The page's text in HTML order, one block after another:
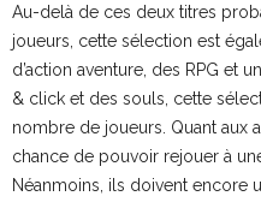
Au-delà de ces deux titres
joueurs, cette sélection est
d’action aventure, des RPG et
& click et des souls, cette
nombre de joueurs. Quant aux
chance de pouvoir rejouer à
Néanmoins, ils doivent encore